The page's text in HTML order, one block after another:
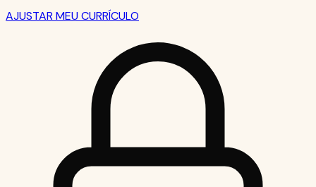
AJUSTAR MEU CURRÍCULO